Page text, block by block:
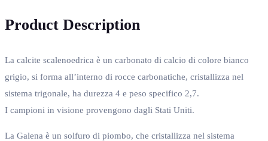
Product Description
La calcite scalenoedrica è un carbonato di calcio di colore bianco
grigio, si forma all’interno di rocce carbonatiche, cristallizza nel
sistema trigonale, ha durezza 4 e peso specifico 2,7.
I campioni in visione provengono dagli Stati Uniti.
La Galena è un solfuro di piombo, che cristallizza nel sistema